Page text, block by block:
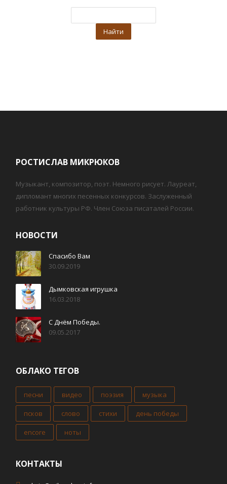
РОСТИСЛАВ МИКРЮКОВ
Музыкант, композитор, поэт. Немного рисует. Лауреат,
дипломант многих песенных конкурсов. Заслуженный
работник культуры РФ. Член Союза писаталей России.
НОВОСТИ
Спасибо Вам
30.09.2019
Дымковская игрушка
16.03.2018
С Днём Победы.
09.05.2017
ОБЛАКО ТЕГОВ
песни видео поэзия музыка
псков слово стихи день победы
encore ноты
КОНТАКТЫ